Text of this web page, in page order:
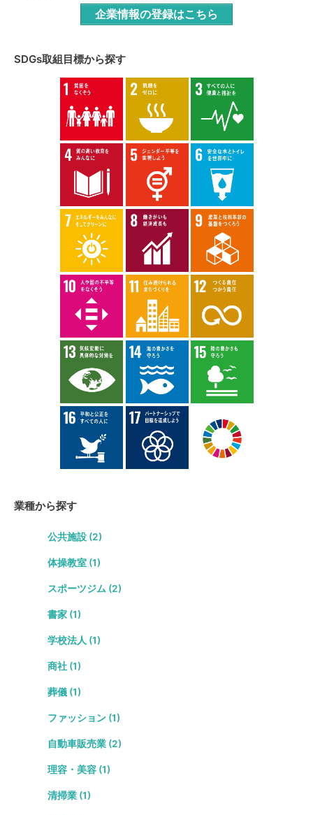
ン
企業情報の登録はこちら
SDGs取組目標から探す
業種から探す
公共施設 (2)
体操教室 (1)
スポーツジム (2)
書家 (1)
学校法人 (1)
商社 (1)
葬儀 (1)
ファッション (1)
自動車販売業 (2)
理容・美容 (1)
清掃業 (1)